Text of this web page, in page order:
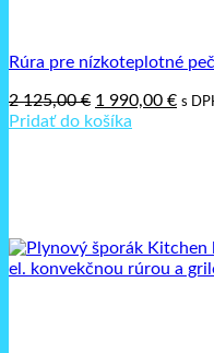
Rúra pre nízkoteplotné
2 125,00€ Pôvodná
cena
1 990,00 € s
Pridať do košíka